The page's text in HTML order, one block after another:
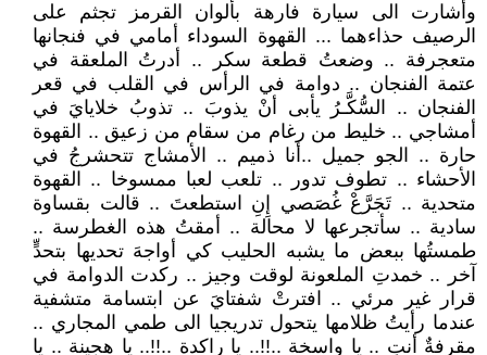
وأشارت الى سيارة فارهة بألوان القرمز تجثم على
الرصيف حذاءهما ... القهوة السوداء أمامي في فنجانها
متعجرفة .. وضعتُ قطعة سكر .. أدرتُ الملعقة في
عتمة الفنجان .. دوامة في الرأس في القلب في قعر
الفنجان .. السُّكَّـرُ يأبى أنْ يذوبَ .. تذوبُ خلايايَ في
أمشاجي .. خليط من رغام من سقام من زعيق .. القهوة
حارة .. الجو جميل ..أنا ذميم .. الأمشاج تتحشرجُ في
الأحشاء .. تطوف تدور .. تلعب لعبا ممسوخا .. القهوة
متحدية .. تَجَرَّعْ غُصَصي إِنِ استطعتَ .. قالت بقساوة
سادية .. سأتجرعها لا محالة .. أمقتُ هذه الغطرسة ..
طمستُها ببعض ما يشبه الحليب كي أواجهَ تحديها بتحدٍّ
آخر .. خمدتِ الملعونة لوقت وجيز .. ركدت الدوامة في
قرار غير مرئي .. افترتْ شفتايَ عن ابتسامة متشفية
عندما رأيتُ ظلامها يتحول تدريجيا الى طمي المجاري ..
مقرفةٌ أنتِ .. يا واسخة ..!!.. يا راكدة ..!!.. يا هجينة .. يا